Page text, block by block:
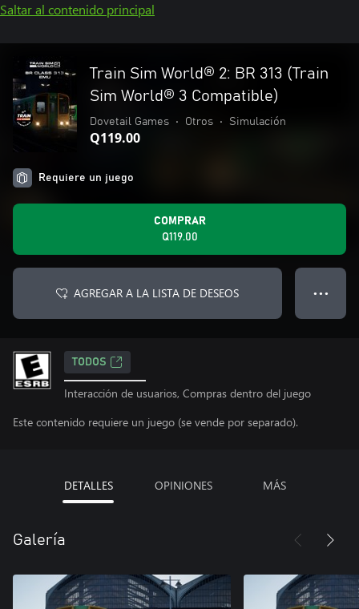
Saltar al contenido principal
Train Sim World® 2: BR 313 (Train
Sim World® 3 Compatible)
Dovetail Games • Otros • Simulación
Q119.00
Requiere un juego
COMPRAR
Q119.00
AGREGAR A LA LISTA DE DESEOS ● ● ●
TODOS
Interacción de usuarios, Compras dentro del juego
Este contenido requiere un juego (se vende por separado).
DETALLES OPINIONES MÁS
Galería